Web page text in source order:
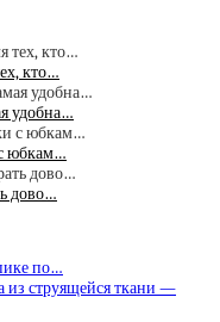
кто…
удобна…
юбкам…
дово…
по…
из струящейся ткани —